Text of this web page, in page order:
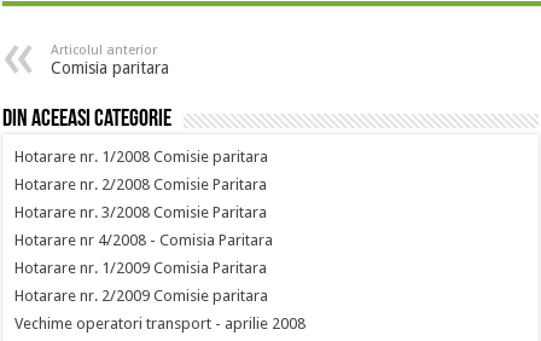
Articolul anterior
Comisia paritara
Din aceeasi categorie
Hotarare nr. 1/2008 Comisie paritara
Hotarare nr. 2/2008 Comisie Paritara
Hotarare nr. 3/2008 Comisie Paritara
Hotarare nr 4/2008 - Comisia Paritara
Hotarare nr. 1/2009 Comisia Paritara
Hotarare nr. 2/2009 Comisie paritara
Vechime operatori transport - aprilie 2008